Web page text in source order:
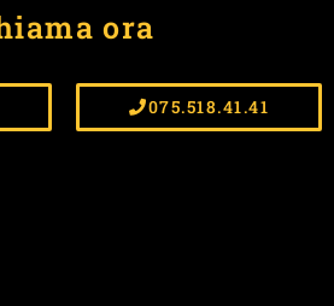
ora
075.518.41.41